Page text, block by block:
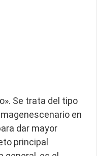
Se trata del tipo
en
dar mayor
principal